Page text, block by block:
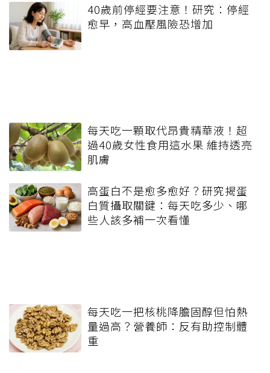
40歲前停經要注意！研究：停經
愈早，高血壓風險恐增加
每天吃一顆取代昂貴精華液！超
過40歲女性食用這水果 維持透亮
肌膚
高蛋白不是愈多愈好？研究揭蛋
白質攝取關鍵：每天吃多少、哪
些人該多補一次看懂
每天吃一把核桃降膽固醇但怕熱
量過高？營養師：反有助控制體
重